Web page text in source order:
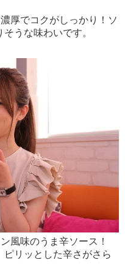
厚でコクがしっかり！ソ
うな味わいです。
風味のうま辛ソース！
リッとした辛さがさら